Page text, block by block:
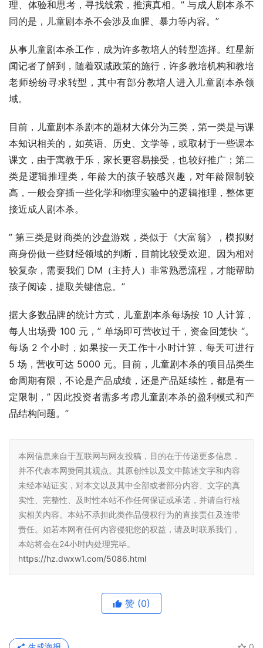
理、体验和思考，寻找线索，推演真相。” 与成人剧本杀不
同的是，儿童剧本杀不会涉及血腥、暴力等内容。”
从事儿童剧本杀工作，成为许多教培人的转型选择。红星新
闻记者了解到，随着双减政策的施行，许多教培机构和教培
老师纷纷寻求转型，其中有部分教培人进入儿童剧本杀领
域。
目前，儿童剧本杀剧本的题材大体分为三类，第一类是与课
本知识相关的，如英语、历史、文学等，或取材于一些课本
课文，由于寓教于乐，家长更容易接受，也较好推广；第二
类是逻辑推理类，年龄大的孩子较感兴趣，对年龄限制较
高，一般会穿插一些化学和物理实验中的逻辑推理，整体更
接近成人剧本杀。
” 第三类是财商类的沙盘游戏，类似于《大富翁》，模拟财
商身份做一些财经领域的判断，目前比较受欢迎。因为相对
较复杂，需要我们 DM（主持人）非常熟悉流程，才能帮助
孩子阅读，提取关键信息。”
据大多数品牌的统计方式，儿童剧本杀每场按 10 人计算，
每人出场费 100 元，” 单场即可营收过千，资金回笼快 “。
每场 2 个小时，如果按一天工作十小时计算，每天可进行
5 场，营收可达 5000 元。目前，儿童剧本杀的项目品类生
命周期有限，不论是产品成绩，还是产品延续性，都是有一
定限制，” 因此投资者需多考虑儿童剧本杀的盈利模式和产
品结构问题。”
本网信息来自于互联网与网友投稿，目的在于传递更多信息，
并不代表本网赞同其观点。其原创性以及文中陈述文字和内容
未经本站证实，对本文以及其中全部或者部分内容、文字的真
实性、完整性、及时性本站不作任何保证或承诺，并请自行核
实相关内容。本站不承担此类作品侵权行为的直接责任及连带
责任。如若本网有任何内容侵犯您的权益，请及时联系我们，
本站将会在24小时内处理完毕。
https://hz.dwxw1.com/5086.html
赞 (0)